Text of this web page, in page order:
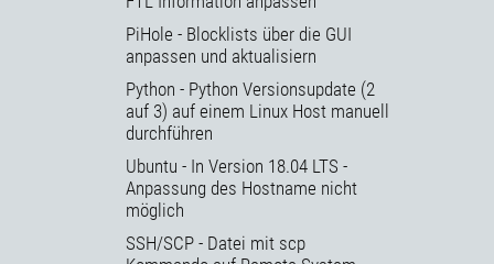
PiHole - Blocklists über die GUI
anpassen und aktualisiern
Python - Python Versionsupdate (2
auf 3) auf einem Linux Host manuell
durchführen
Ubuntu - In Version 18.04 LTS -
Anpassung des Hostname nicht
möglich
SSH/SCP - Datei mit scp